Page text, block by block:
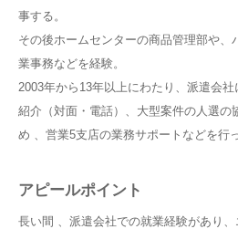
事する。
その後ホームセンターの商品管理部や、
業事務などを経験。
2003年から13年以上にわたり、派遣会
紹介（対面・電話）、大型案件の人選の
め 、営業5支店の業務サポートなどを行っ
アピールポイント
長い間 、派遣会社での就業経験があり